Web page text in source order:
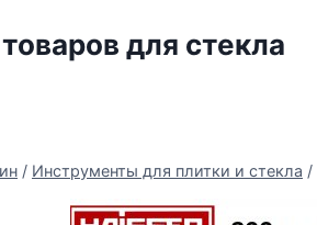
для стекла
/ Инструменты для плитки и стекла /